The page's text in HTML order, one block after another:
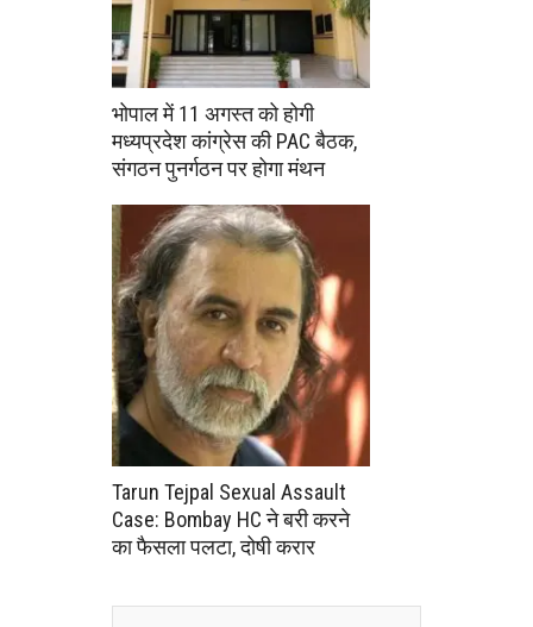
भोपाल में 11 अगस्त को होगी
मध्यप्रदेश कांग्रेस की PAC बैठक,
संगठन पुनर्गठन पर होगा मंथन
Tarun Tejpal Sexual Assault
Case: Bombay HC ने बरी करने
का फैसला पलटा, दोषी करार